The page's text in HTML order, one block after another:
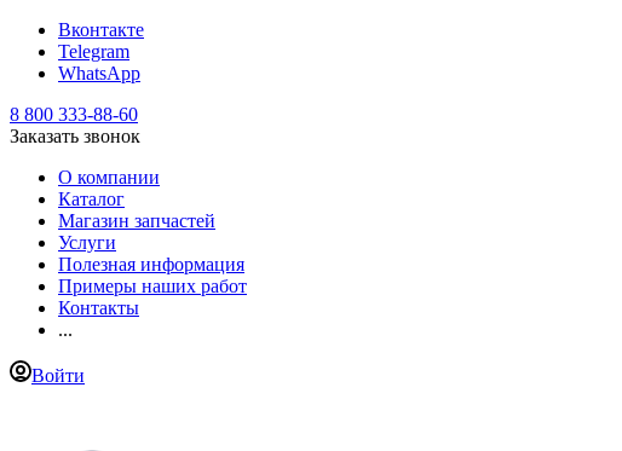
Вконтакте
Telegram
WhatsApp
8 800 333-88-60
Заказать звонок
О компании
Каталог
Магазин запчастей
Услуги
Полезная информация
Примеры наших работ
Контакты
...
Войти